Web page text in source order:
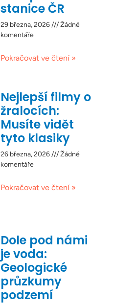
stanice ČR
29 března, 2026
Žádné
komentáře
Pokračovat ve čtení »
Nejlepší filmy o
žralocích:
Musíte vidět
tyto klasiky
26 března, 2026
Žádné
komentáře
Pokračovat ve čtení »
Dole pod námi
je voda:
Geologické
průzkumy
podzemí